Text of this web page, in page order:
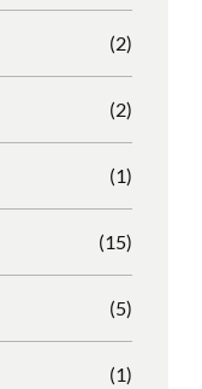
(2)
(2)
(1)
(15)
(5)
(1)